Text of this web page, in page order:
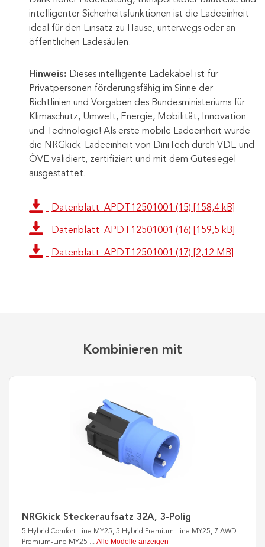
intelligenter Sicherheitsfunktionen ist die Ladeeinheit
ideal für den Einsatz zu Hause, unterwegs oder an
öffentlichen Ladesäulen.
Hinweis: Dieses intelligente Ladekabel ist für
Privatpersonen förderungsfähig im Sinne der
Richtlinien und Vorgaben des Bundesministeriums für
Klimaschutz, Umwelt, Energie, Mobilität, Innovation
und Technologie! Als erste mobile Ladeeinheit wurde
die NRGkick-Ladeeinheit von DiniTech durch VDE und
ÖVE validiert, zertifiziert und mit dem Gütesiegel
ausgestattet.
Datenblatt_APDT12501001 (15) [158,4 kB]
Datenblatt_APDT12501001 (16) [159,5 kB]
Datenblatt_APDT12501001 (17) [2,12 MB]
Kombinieren mit
NRGkick Steckeraufsatz 32A, 3-Polig
5 Hybrid Comfort-Line MY25, 5 Hybrid Premium-Line MY25, 7 AWD
Premium-Line MY25 ... Alle Modelle anzeigen